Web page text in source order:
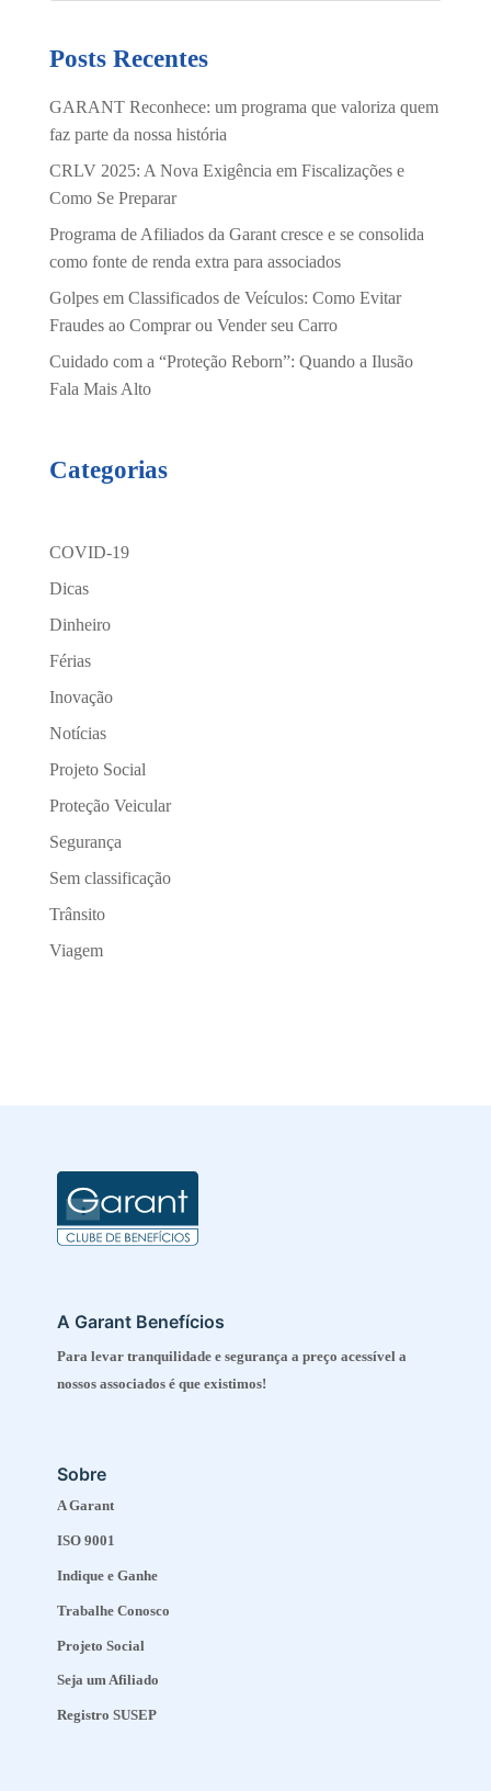
Posts Recentes
GARANT Reconhece: um programa que valoriza quem
faz parte da nossa história
CRLV 2025: A Nova Exigência em Fiscalizações e
Como Se Preparar
Programa de Afiliados da Garant cresce e se consolida
como fonte de renda extra para associados
Golpes em Classificados de Veículos: Como Evitar
Fraudes ao Comprar ou Vender seu Carro
Cuidado com a “Proteção Reborn”: Quando a Ilusão
Fala Mais Alto
Categorias
COVID-19
Dicas
Dinheiro
Férias
Inovação
Notícias
Projeto Social
Proteção Veicular
Segurança
Sem classificação
Trânsito
Viagem
A Garant Benefícios
Para levar tranquilidade e segurança a preço acessível a
nossos associados é que existimos!
Sobre
A Garant
ISO 9001
Indique e Ganhe
Trabalhe Conosco
Projeto Social
Seja um Afiliado
Registro SUSEP